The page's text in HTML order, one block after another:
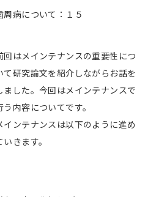
周病について：１５
回はメインテナンスの重要性につ
て研究論文を紹介しながらお話を
ました。今回はメインテナンスで
う内容についてです。
インテナンスは以下のように進め
いきます。